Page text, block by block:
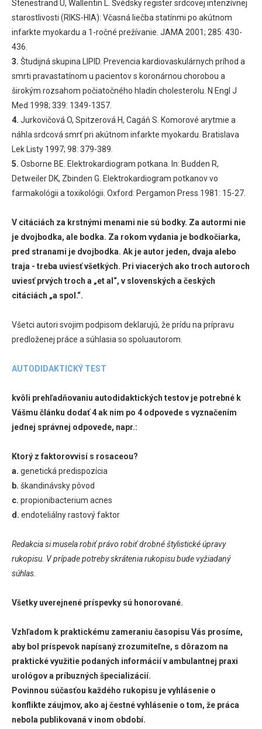
Stenestrand U, Wallentin L. Švédsky register srdcovej intenzívnej
starostlivosti (RIKS-HIA): Včasná liečba statínmi po akútnom
infarkte myokardu a 1-ročné prežívanie. JAMA 2001; 285: 430-
436.
3. Študijná skupina LIPID. Prevencia kardiovaskulárnych príhod a
smrti pravastatínom u pacientov s koronárnou chorobou a
širokým rozsahom počiatočného hladín cholesterolu. N Engl J
Med 1998; 339: 1349-1357.
4. Jurkovičová O, Spitzerová H, Cagáň S. Komorové arytmie a
náhla srdcová smrť pri akútnom infarkte myokardu. Bratislava
Lek Listy 1997; 98: 379-389.
5. Osborne BE. Elektrokardiogram potkana. In: Budden R,
Detweiler DK, Zbinden G. Elektrokardiogram potkanov vo
farmakológii a toxikológii. Oxford: Pergamon Press 1981: 15-27.
V citáciách za krstnými menami nie sú bodky. Za autormi nie
je dvojbodka, ale bodka. Za rokom vydania je bodkočiarka,
pred stranami je dvojbodka. Ak je autor jeden, dvaja alebo
traja - treba uviesť všetkých. Pri viacerých ako troch autoroch
uviesť prvých troch a „et al“, v slovenských a českých
citáciách „a spol.“.
Všetci autori svojim podpisom deklarujú, že prídu na prípravu
predloženej práce a súhlasia so spoluautorom.
AUTODIDAKTICKÝ TEST
kvôli prehľadňovaniu autodidaktických testov je potrebné k
Vášmu článku dodať 4 ak nim po 4 odpovede s vyznačením
jednej správnej odpovede, napr.:
Ktorý z faktorovvisí s rosaceou?
a. genetická predispozícia
b. škandinávsky pôvod
c. propionibacterium acnes
d. endoteliálny rastový faktor
Redakcia si musela robiť právo robiť drobné štylistické úpravy
rukopisu. V prípade potreby skrátenia rukopisu bude vyžiadaný
súhlas.
Všetky uverejnené príspevky sú honorované.
Vzhľadom k praktickému zameraniu časopisu Vás prosíme,
aby bol príspevok napísaný zrozumiteľne, s dôrazom na
praktické využitie podaných informácií v ambulantnej praxi
urológov a príbuzných špecializácií.
Povinnou súčasťou každého rukopisu je vyhlásenie o
konflikte záujmov, ako aj čestné vyhlásenie o tom, že práca
nebola publikovaná v inom období.